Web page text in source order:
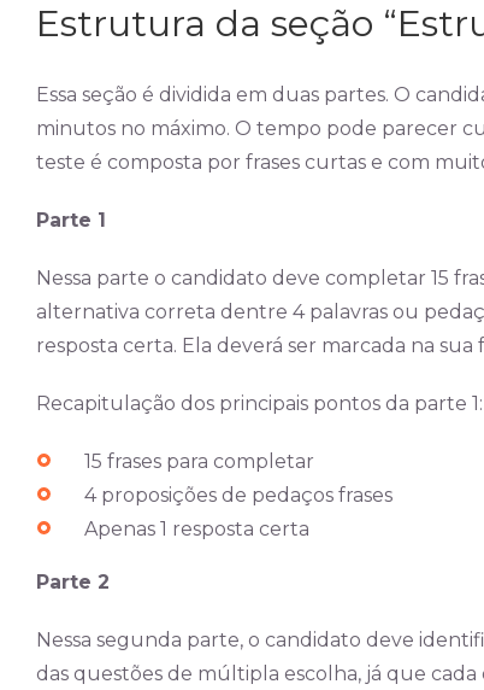
Estrutura da seção
Essa seção é dividida em duas partes. O
minutos no máximo. O tempo pode parecer
teste é composta por frases curtas e com
Parte 1
Nessa parte o candidato deve completar 15
alternativa correta dentre 4 palavras ou
resposta certa. Ela deverá ser marcada na sua
Recapitulação dos principais pontos da parte 1:
15 frases para completar
4 proposições de pedaços frases
Apenas 1 resposta certa
Parte 2
Nessa segunda parte, o candidato deve
das questões de múltipla escolha, já que